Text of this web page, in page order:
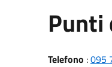
Telefono :095